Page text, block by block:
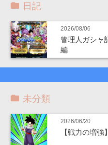
日記
2026/08/06
管理人ガシャ
編
未分類
2026/06/20
【戦力の増